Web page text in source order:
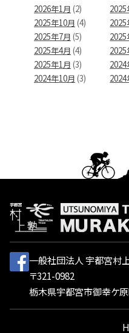
2026年1月 (2) 2025
2025年10月 (4) 2025
2025年7月 (5) 2025
2025年4月 (4) 2025
2025年1月 (3) 2024
2024年10月 (3) 2024
一般社団法人 宇都宮村
〒321-0982
栃木県宇都宮市御幸ケ